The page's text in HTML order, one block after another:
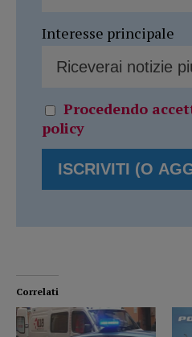
Interesse principale
Procedendo
policy
Correlati